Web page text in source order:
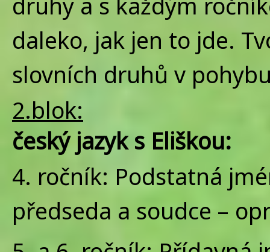
daleko, jak jen to jde.
slovních druhů v
2.blok:
český jazyk s Eliškou:
4. ročník: Podstatná
předseda a soudce –